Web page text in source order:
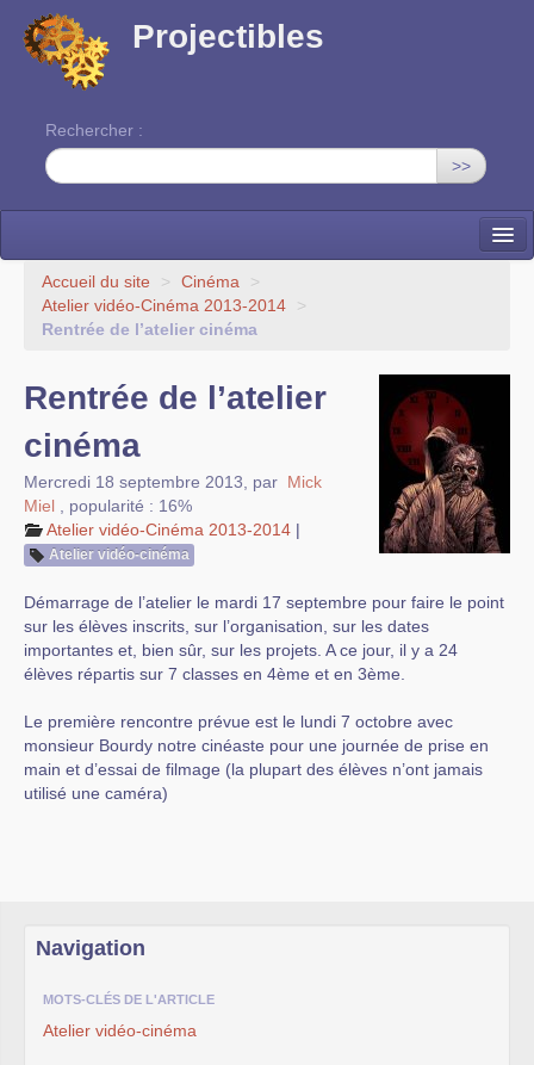
Projectibles
Rechercher :
>>
La ruche
Une classe à projets
Accueil du site > Cinéma
>
Atelier vidéo-Cinéma 2013-2014
>
Rentrée de l’atelier cinéma
Rentrée de l’atelier
cinéma
Mercredi 18 septembre 2013 par Mick
Miel
popularité : 16%
Atelier vidéo-Cinéma 2013-2014 |
Atelier vidéo-cinéma
Démarrage de l’atelier le mardi 17 septembre pour faire le point
sur les élèves inscrits, sur l’organisation, sur les dates
importantes et, bien sûr, sur les projets. A ce jour, il y a 24
élèves répartis sur 7 classes en 4ème et en 3ème.
Le première rencontre prévue est le lundi 7 octobre avec
monsieur Bourdy notre cinéaste pour une journée de prise en
main et d’essai de filmage (la plupart des élèves n’ont jamais
utilisé une caméra)
Navigation
MOTS-CLÉS DE L'ARTICLE
Atelier vidéo-cinéma